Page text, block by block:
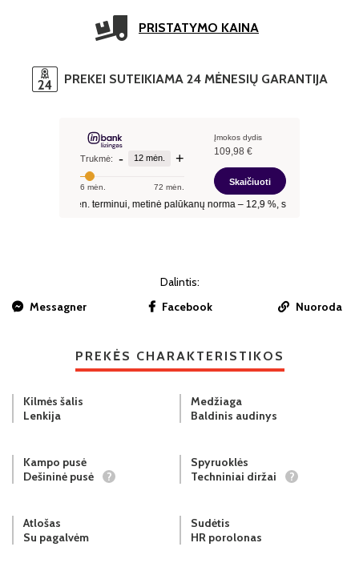
PRISTATYMO KAINA
PREKEI SUTEIKIAMA 24 MĖNESIŲ GARANTIJA
Dalintis:
Messagner
Facebook Nuoroda
PREKĖS CHARAKTERISTIKOS
Kilmės šalis
Lenkija
Medžiaga
Baldinis audinys
Kampo pusė
Dešininė pusė
?
Spyruoklės
Techniniai diržai
?
Atlošas
Su pagalvėm
Sudėtis
HR porolonas